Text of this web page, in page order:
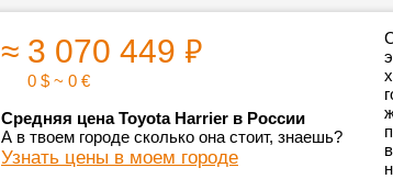
≈ 3 070 449 ₽
0 $ ~ 0 €
Средняя цена Toyota Harrier в России
А в твоем городе сколько она стоит, знаешь?
Узнать цены в моем городе